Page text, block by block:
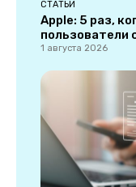
СТАТЬИ
Apple: 5 раз,
пользователи
1 августа 2026